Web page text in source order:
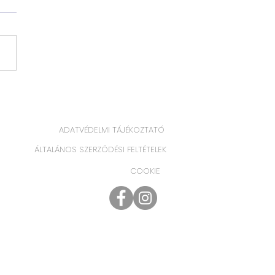
válik
ADATVÉDELMI TÁJÉKOZTATÓ
ÁLTALÁNOS SZERZŐDÉSI FELTÉTELEK
COOKIE